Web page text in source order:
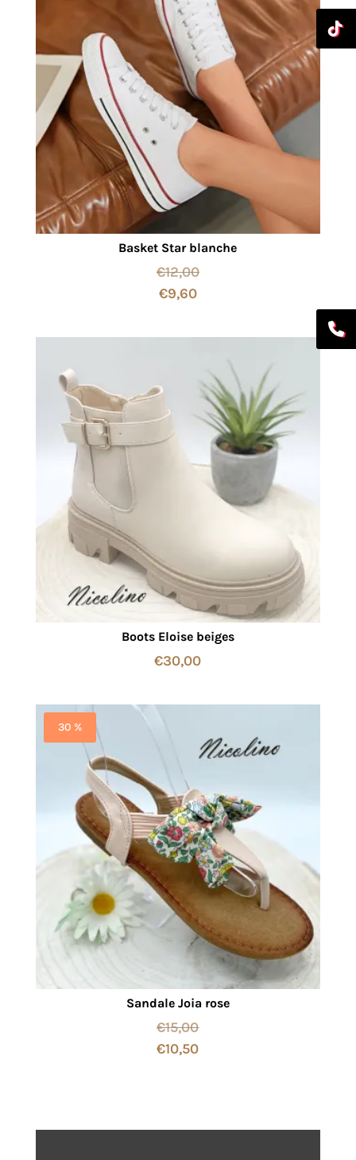
Basket Star blanche
€12,00
€9,60
Boots Eloise beiges
€30,00
30 %
Sandale Joia rose
€15,00
€10,50